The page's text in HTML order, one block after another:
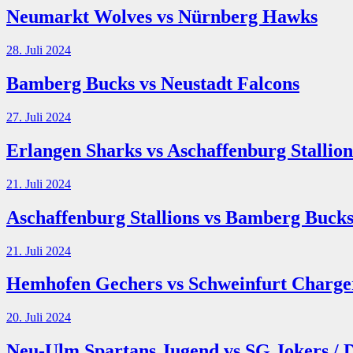
Neumarkt Wolves vs Nürnberg Hawks
28. Juli 2024
Bamberg Bucks vs Neustadt Falcons
27. Juli 2024
Erlangen Sharks vs Aschaffenburg
21. Juli 2024
Aschaffenburg Stallions vs Bamberg Bucks
21. Juli 2024
Hemhofen Gechers vs Schweinfurt
20. Juli 2024